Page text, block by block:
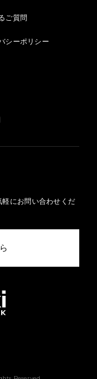
ご質問
シーポリシー
にお問い合わせくだ